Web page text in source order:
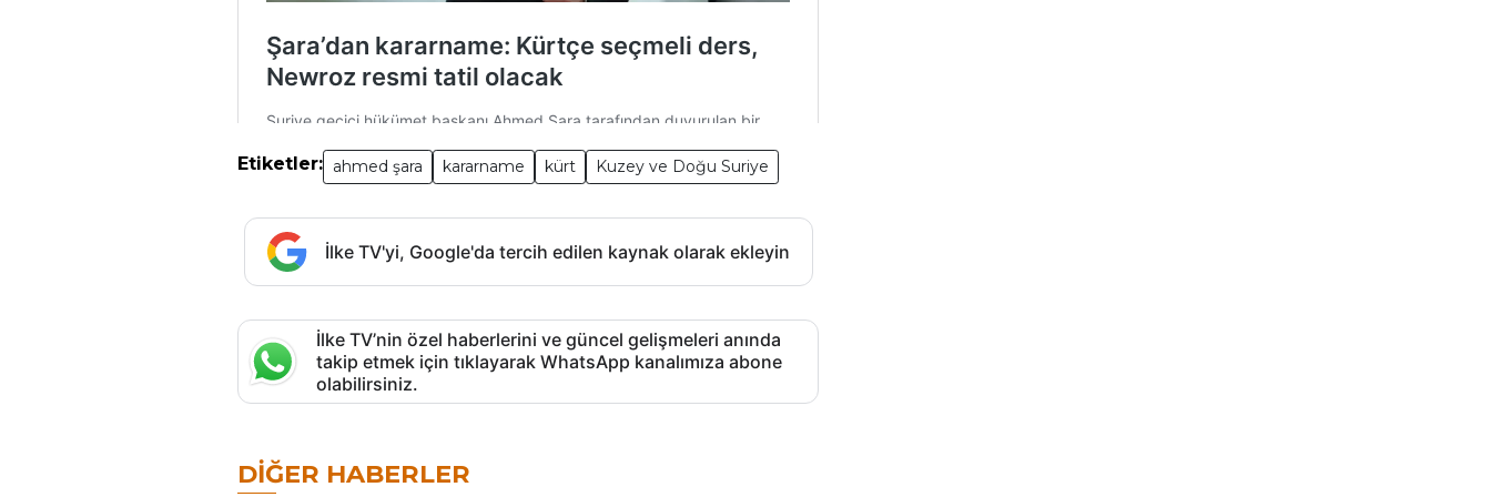
Etiketler: ahmed şara kararname kürt Kuzey ve Doğu Suriye
İlke TV'yi, Google'da tercih edilen kaynak olarak ekleyin
İlke TV’nin özel haberlerini ve güncel gelişmeleri anında
takip etmek için tıklayarak WhatsApp kanalımıza abone
olabilirsiniz.
DIĞER HABERLER